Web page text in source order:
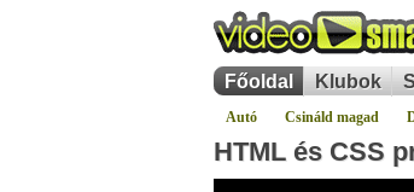
Főoldal Klubok
Autó Csináld magad
HTML és CSS